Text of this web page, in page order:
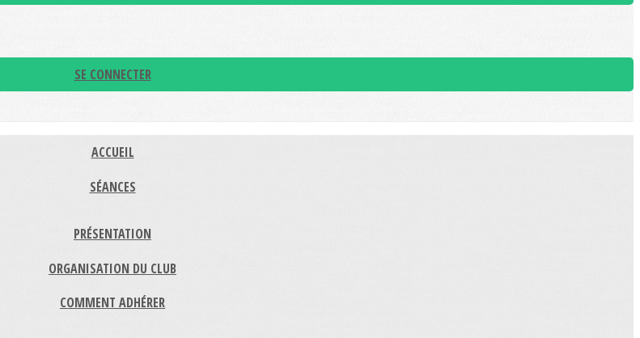
SE CONNECTER
ACCUEIL
SÉANCES
PRÉSENTATION
ORGANISATION DU CLUB
COMMENT ADHÉRER